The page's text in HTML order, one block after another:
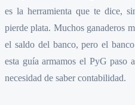
es la herramienta que te dice,
pierde plata. Muchos ganaderos
el saldo del banco, pero el
esta guía armamos el PyG paso
necesidad de saber contabilidad.